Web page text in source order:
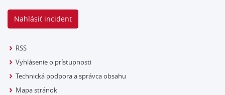
Nahlásiť incident
RSS
Vyhlásenie o prístupnosti
Technická podpora a správca obsahu
Mapa stránok